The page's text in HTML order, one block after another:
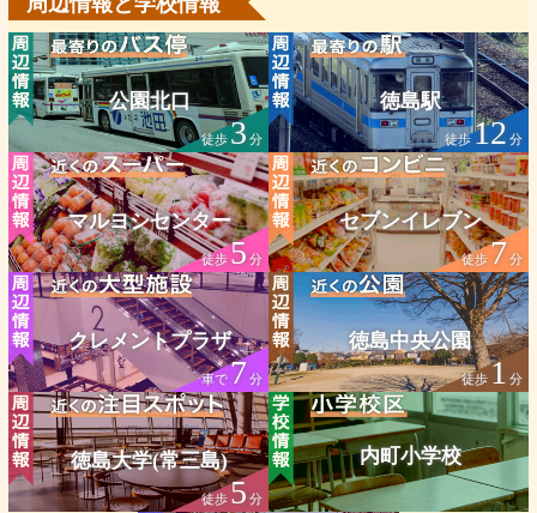
公園北口
徒歩3分
徳島駅
徒歩12 分
マルヨシセンター
徒歩5分
セブンイレブン
徒歩7分
クレメントプラザ
車で7分
徳島中央公園
徒歩1 分
徳島大学(常三島)
徒歩5分
内町小学校